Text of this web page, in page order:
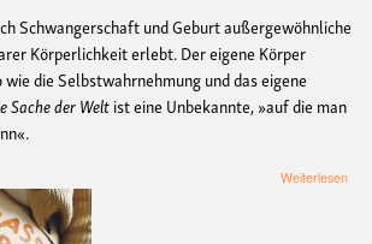
Schwangerschaft und Geburt außergewöhnliche
Körperlichkeit erlebt. Der eigene Körper
die Selbstwahrnehmung und das eigene
Sache der Weltist eine Unbekannte, »auf die man
Weiterlesen